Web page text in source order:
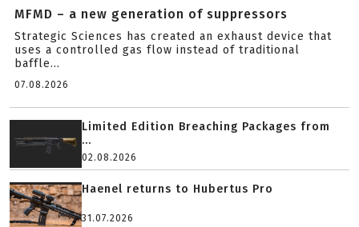
MFMD – a new generation of suppressors
Strategic Sciences has created an exhaust device that
uses a controlled gas flow instead of traditional
baffle...
07.08.2026
Limited Edition Breaching Packages from
...
02.08.2026
Haenel returns to Hubertus Pro
31.07.2026